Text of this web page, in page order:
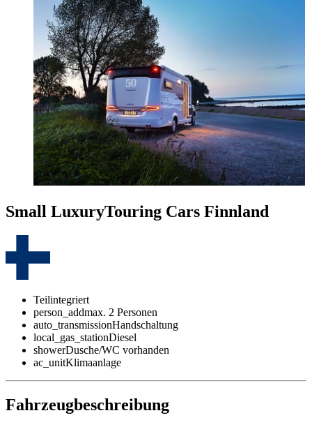
Small LuxuryTouring Cars Finnland
Teilintegriert
person_addmax. 2 Personen
auto_transmissionHandschaltung
local_gas_stationDiesel
showerDusche/WC vorhanden
ac_unitKlimaanlage
Fahrzeugbeschreibung